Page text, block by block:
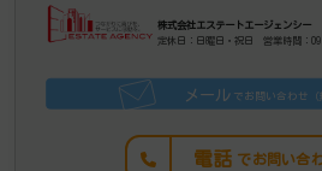
株式会社エステートエージェンシー
定休日：日曜日・祝日 営業時間：
でお問い合わせ（
メール
電話 でお問い合